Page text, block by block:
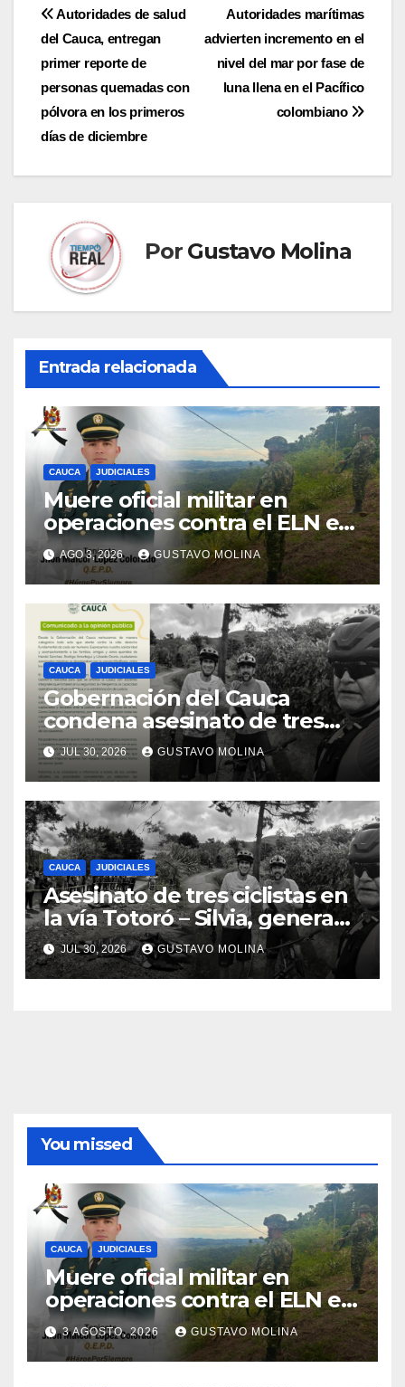
Navegación
de
entradas
Autoridades marítimas
advierten incremento en el
nivel del mar por fase de
luna llena en el Pacífico
colombiano
Autoridades de salud
del Cauca, entregan
primer reporte de
personas quemadas con
pólvora en los primeros
días de diciembre
Por Gustavo Molina
Entrada relacionada
CAUCA JUDICIALES
Muere oficial militar en
operaciones contra el ELN en
el sur del Cauca
AGO 3, 2026 GUSTAVO MOLINA
CAUCA JUDICIALES
Gobernación del Cauca
condena asesinato de tres
ciudadanos y exige medidas
urgentes al Gobierno
Nacional
JUL 30, 2026 GUSTAVO MOLINA
CAUCA JUDICIALES
Asesinato de tres ciclistas en
la vía Totoró – Silvia, genera
consternación en el Cauca
JUL 30, 2026 GUSTAVO MOLINA
You missed
CAUCA JUDICIALES
Muere oficial militar en
operaciones contra el ELN en
el sur del Cauca
3 AGOSTO, 2026 GUSTAVO MOLINA